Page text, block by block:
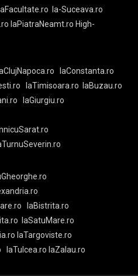
laFacultate.ro
la-Suceava.ro
laPiatraNeamt.ro High-
laConstanta.ro
laTimisoara.ro
laBuzau.ro
laGiurgiu.ro
laBistrita.ro
laSatuMare.ro
laTargoviste.ro
laTulcea.ro laZalau.ro